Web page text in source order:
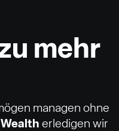
mehr
managen ohne
erledigen wir